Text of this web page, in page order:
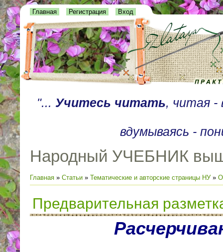
Главная Регистрация Вход
"... Учитесь читать, читая -
вдумываясь -
Народный УЧЕБНИК
Главная » Статьи » Тематические и авторские страницы НУ»
Предварительная